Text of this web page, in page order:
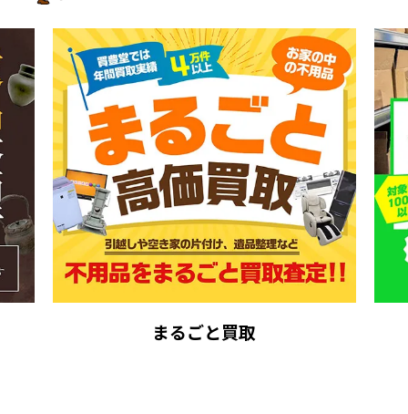
まるごと買取